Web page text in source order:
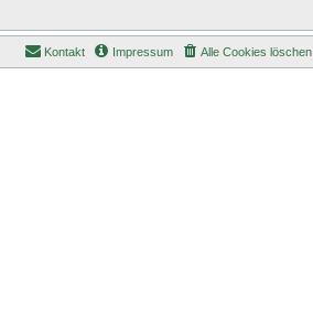
Alle Cookies löschen
Impressum
Kontakt